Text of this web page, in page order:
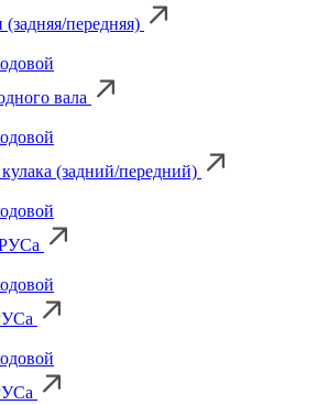
передняя)
вала
(задний/передний)